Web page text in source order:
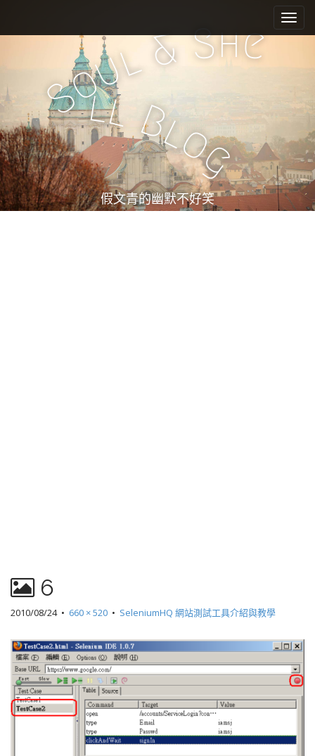
e
n
u
i
c
n
t
e
n
t
Soul&She
ll Bl
og
假文青的幽默不好笑
6
2010/08/24• 660 × 520 • SeleniumHQ 網站測試工具介紹與教學